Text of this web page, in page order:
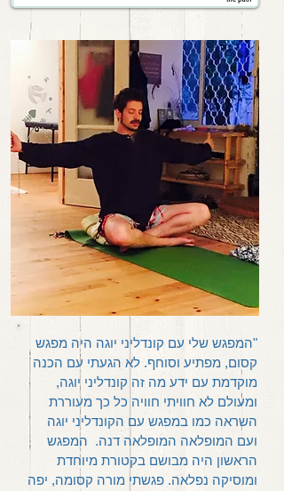
​"המפגש שלי עם קונדליני יוגה היה מפגש
קסום, מפתיע וסוחף. לא הגעתי עם הכנה
מוקדמת עם ידע מה זה קונדליני יוגה,
ומעולם לא חוויתי חוויה כל כך מעוררת
השראה כמו במפגש עם הקונדליני יוגה
ועם המופלאה המופלאה דנה. המפגש
הראשון היה מבושם בקטורת מיוחדת
ומוסיקה נפלאה. פגשתי מורה קסומה, יפה